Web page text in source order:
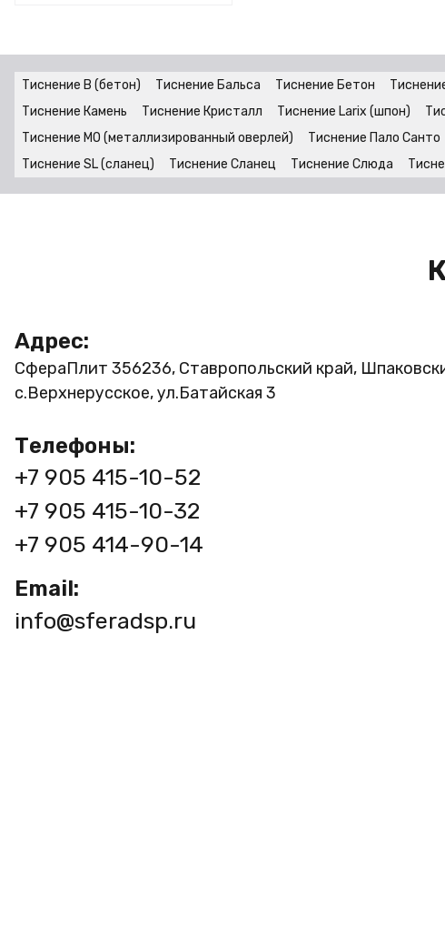
Тиснение B (бетон) Тиснение Бальса Тиснение Бетон
Тиснение Камень
Тиснение Кристалл Тиснение Larix (шпон)
Тиснение MO (металлизированный оверлей)
Тиснение Пало Санто
Тиснение SL (сланец)
Тиснение Сланец Тиснение Слюда
Адрес:
СфераПлит 356236, Ставропольский край,
с.Верхнерусское, ул.Батайская 3
Телефоны:
+7 905 415-10-52
+7 905 415-10-32
+7 905 414-90-14
Email:
info@sferadsp.ru